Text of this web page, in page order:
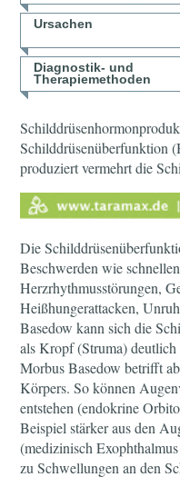
Ursachen
Diagnostik- und
Therapiemethoden
Schilddrüsenüberfunktion
produziert vermehrt die
Die
Beschwerden wie
Herzrhythmusstörungen,
Heißhungerattacken,
Basedow kann sich die
als Kropf (Struma)
Morbus Basedow betrifft
Körpers. So können
entstehen (endokrine
Beispiel stärker aus den
(medizinisch
zu Schwellungen an den